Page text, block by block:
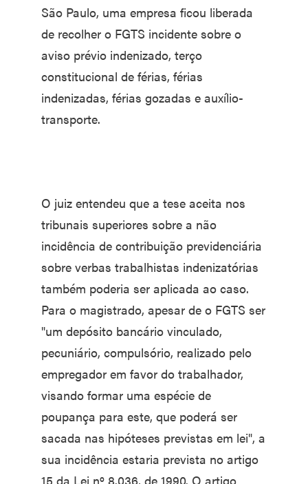
São Paulo, uma empresa ficou liberada
de recolher o FGTS incidente sobre o
aviso prévio indenizado, terço
constitucional de férias, férias
indenizadas, férias gozadas e auxílio-
transporte.
O juiz entendeu que a tese aceita nos
tribunais superiores sobre a não
incidência de contribuição previdenciária
sobre verbas trabalhistas indenizatórias
também poderia ser aplicada ao caso.
Para o magistrado, apesar de o FGTS ser
"um depósito bancário vinculado,
pecuniário, compulsório, realizado pelo
empregador em favor do trabalhador,
visando formar uma espécie de
poupança para este, que poderá ser
sacada nas hipóteses previstas em lei", a
sua incidência estaria prevista no artigo
15 da Lei nº 8.036, de 1990. O artigo